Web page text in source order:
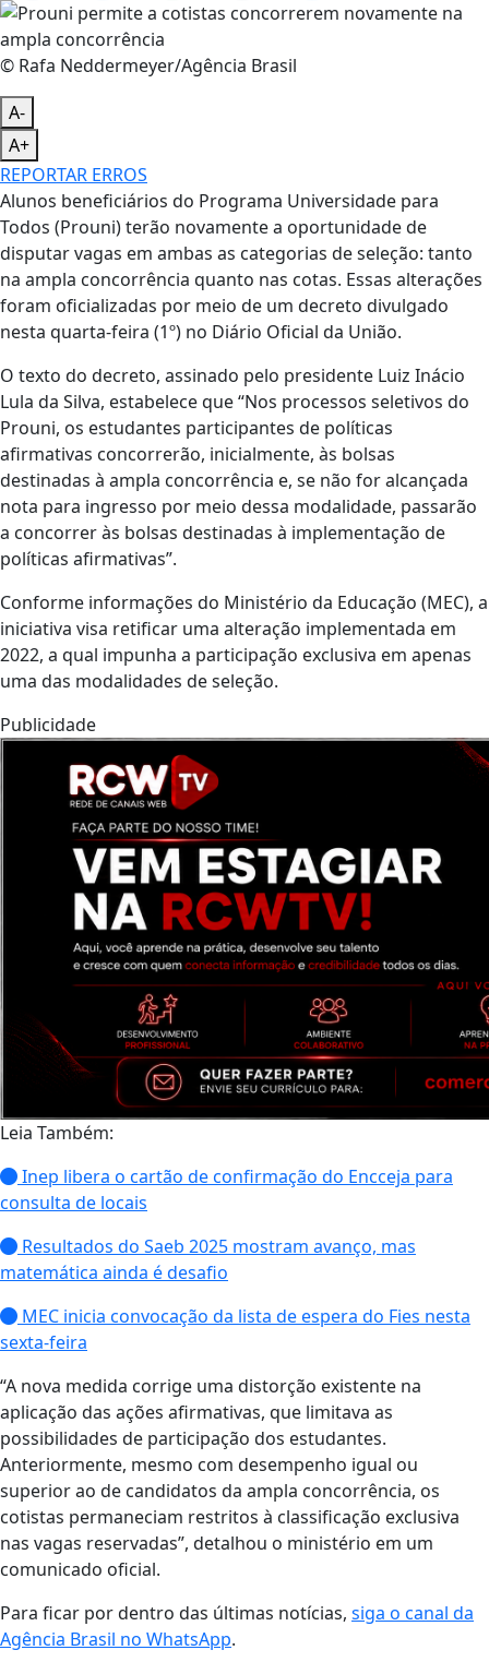
© Rafa Neddermeyer/Agência Brasil
A-
A+
REPORTAR ERROS
Alunos beneficiários do Programa Universidade para
Todos (Prouni) terão novamente a oportunidade de
disputar vagas em ambas as categorias de seleção: tanto
na ampla concorrência quanto nas cotas. Essas alterações
foram oficializadas por meio de um decreto divulgado
nesta quarta-feira (1º) no Diário Oficial da União.
O texto do decreto, assinado pelo presidente Luiz Inácio
Lula da Silva, estabelece que “Nos processos seletivos do
Prouni, os estudantes participantes de políticas
afirmativas concorrerão, inicialmente, às bolsas
destinadas à ampla concorrência e, se não for alcançada
nota para ingresso por meio dessa modalidade, passarão
a concorrer às bolsas destinadas à implementação de
políticas afirmativas”.
Conforme informações do Ministério da Educação (MEC), a
iniciativa visa retificar uma alteração implementada em
2022, a qual impunha a participação exclusiva em apenas
uma das modalidades de seleção.
Publicidade
Leia Também:
Inep libera o cartão de confirmação do Encceja para
consulta de locais
Resultados do Saeb 2025 mostram avanço, mas
matemática ainda é desafio
MEC inicia convocação da lista de espera do Fies nesta
sexta-feira
“A nova medida corrige uma distorção existente na
aplicação das ações afirmativas, que limitava as
possibilidades de participação dos estudantes.
Anteriormente, mesmo com desempenho igual ou
superior ao de candidatos da ampla concorrência, os
cotistas permaneciam restritos à classificação exclusiva
nas vagas reservadas”, detalhou o ministério em um
comunicado oficial.
Para ficar por dentro das últimas notícias, siga o canal da
Agência Brasil no WhatsApp.